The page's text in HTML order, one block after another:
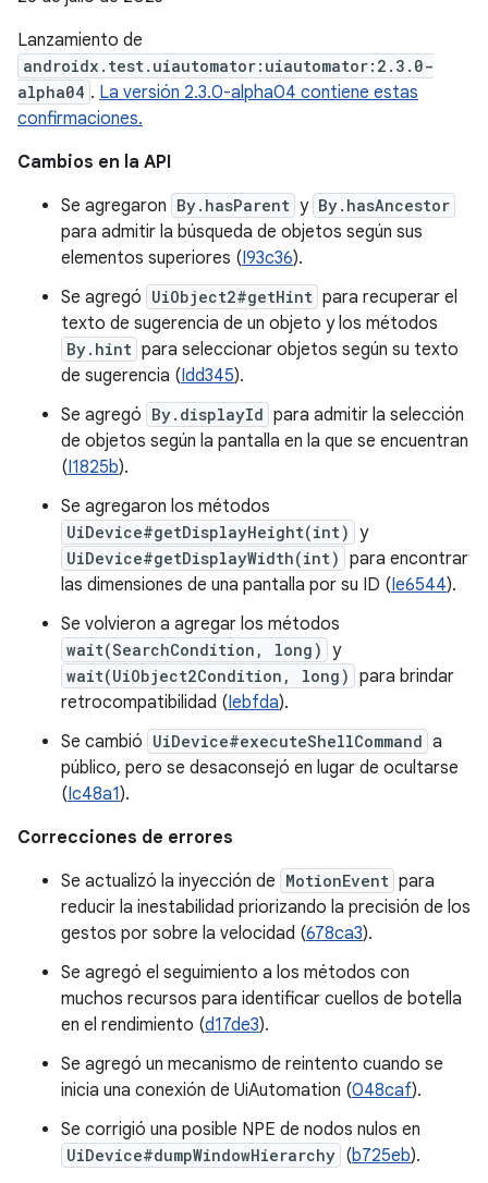
Lanzamiento de
androidx.test.uiautomator:uiautomator:2.3.0-
alpha04 . La versión 2.3.0-alpha04 contiene estas
confirmaciones.
Cambios en la API
Se agregaron By.hasParent y By.hasAncestor
para admitir la búsqueda de objetos según sus
elementos superiores (I93c36).
Se agregó UiObject2#getHint para recuperar el
texto de sugerencia de un objeto y los métodos
By.hint para seleccionar objetos según su texto
de sugerencia (Idd345).
Se agregó By.displayId para admitir la selección
de objetos según la pantalla en la que se encuentran
(I1825b).
Se agregaron los métodos
UiDevice#getDisplayHeight(int) y
UiDevice#getDisplayWidth(int) para encontrar
las dimensiones de una pantalla por su ID (Ie6544).
Se volvieron a agregar los métodos
wait(SearchCondition, long) y
wait(UiObject2Condition, long) para brindar
retrocompatibilidad (Iebfda).
Se cambió UiDevice#executeShellCommand a
público, pero se desaconsejó en lugar de ocultarse
(Ic48a1).
Correcciones de errores
Se actualizó la inyección de MotionEvent para
reducir la inestabilidad priorizando la precisión de los
gestos por sobre la velocidad (678ca3).
Se agregó el seguimiento a los métodos con
muchos recursos para identificar cuellos de botella
en el rendimiento (d17de3).
Se agregó un mecanismo de reintento cuando se
inicia una conexión de UiAutomation (048caf).
Se corrigió una posible NPE de nodos nulos en
UiDevice#dumpWindowHierarchy (b725eb).